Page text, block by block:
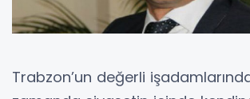
Trabzon’un değerli